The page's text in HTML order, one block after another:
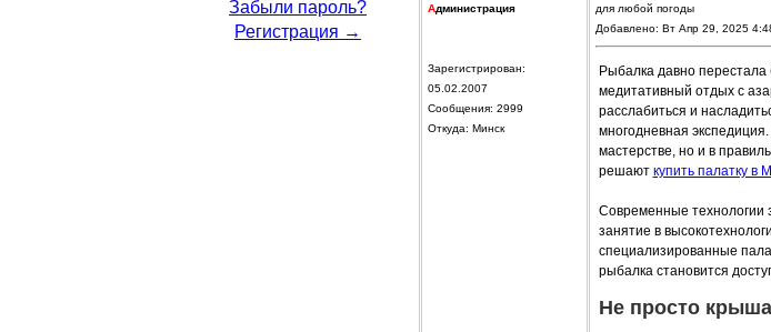
Забыли пароль?
Регистрация →
Администрация
Зарегистрирован:
05.02.2007
Сообщения: 2999
Откуда: Минск
для любой погоды
Добавлено: Вт Апр 29, 2025
Рыбалка давно
медитативный отдых с
расслабиться и
многодневная
мастерстве, но и в
решают купить палатку в
Современные технологии
занятие в
специализированные
рыбалка становится
Не просто